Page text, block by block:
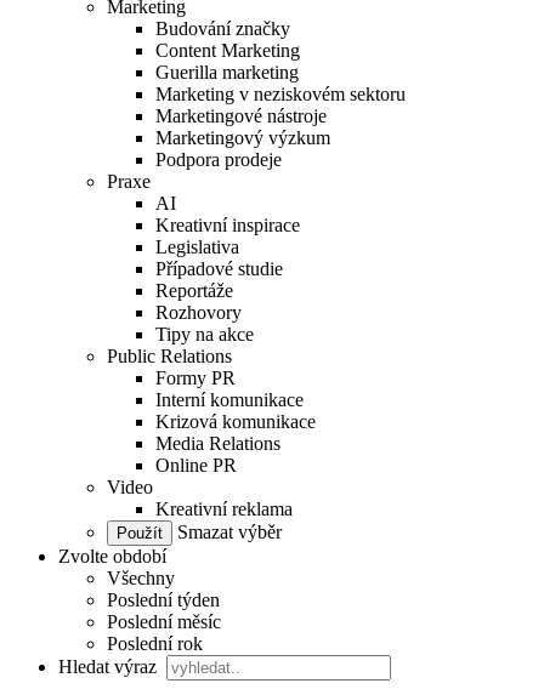
Marketing
Budování značky
Content Marketing
Guerilla marketing
Marketing v neziskovém sektoru
Marketingové nástroje
Marketingový výzkum
Podpora prodeje
Praxe
AI
Kreativní inspirace
Legislativa
Případové studie
Reportáže
Rozhovory
Tipy na akce
Public Relations
Formy PR
Interní komunikace
Krizová komunikace
Media Relations
Online PR
Video
Kreativní reklama
Smazat výběr
Zvolte období
Všechny
Poslední týden
Poslední měsíc
Poslední rok
Hledat výraz